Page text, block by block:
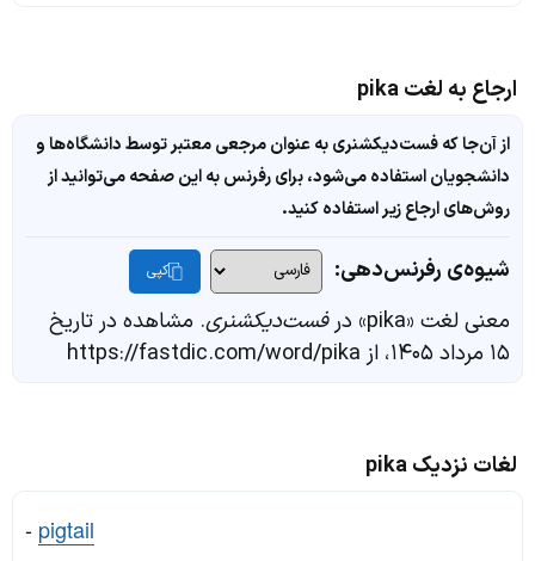
ارجاع به لغت pika
از آن‌جا که فست‌دیکشنری به عنوان مرجعی معتبر توسط دانشگاه‌ها و
دانشجویان استفاده می‌شود، برای رفرنس به این صفحه می‌توانید از
روش‌های ارجاع زیر استفاده کنید.
شیوه‌ی رفرنس‌دهی: کپی
معنی لغت «pika» در فست‌دیکشنری. مشاهده در تاریخ
۱۵ مرداد ۱۴۰۵، از https://fastdic.com/word/pika
لغات نزدیک pika
- pigtail